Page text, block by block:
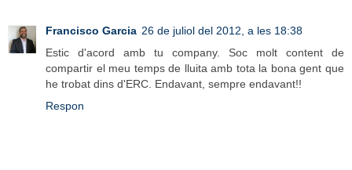
Francisco Garcia 26 de juliol del 2012, a les 18:38
Estic d'acord amb tu company. Soc molt content de
compartir el meu temps de lluita amb tota la bona gent que
he trobat dins d'ERC. Endavant, sempre endavant!!
Respon